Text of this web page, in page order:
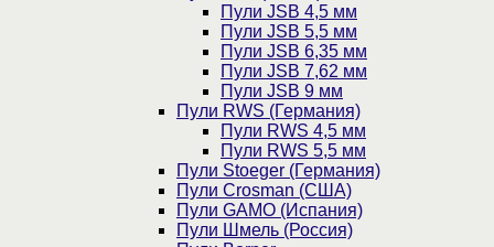
Пули JSB 4,5 мм
Пули JSB 5,5 мм
Пули JSB 6,35 мм
Пули JSB 7,62 мм
Пули JSB 9 мм
Пули RWS (Германия)
Пули RWS 4,5 мм
Пули RWS 5,5 мм
Пули Stoeger (Германия)
Пули Crosman (США)
Пули GAMO (Испания)
Пули Шмель (Россия)